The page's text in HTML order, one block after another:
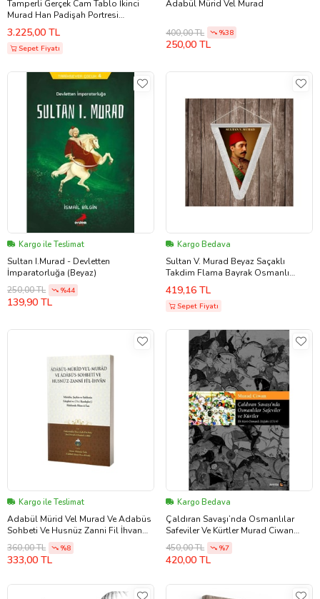
Tamperli Gerçek Cam Tablo İkinci
Murad Han Padişah Portresi
Osmanlı Tablosu Duvar Dekoru
3.225,00 TL
Sepet Fiyatı
Adabül Mürid Vel Murad
400,00 TL %38
250,00 TL
Kargo ile Teslimat
Sultan I.Murad - Devletten
İmparatorluğa (Beyaz)
250,00 TL
%44
139,90 TL
Kargo Bedava
Sultan V. Murad Beyaz Saçaklı
Takdim Flama Bayrak Osmanlı
Padişahları Serisi
419,16 TL
Sepet Fiyatı
Kargo ile Teslimat
Adabül Mürid Vel Murad Ve Adabüs
Sohbeti Ve Husnüz Zanni Fil İhvan
Arapça
360,00 TL %8
333,00 TL
Kargo Bedava
Çaldıran Savaşı’nda Osmanlılar
Safeviler Ve Kürtler Murad Ciwan
(Renksiz)
450,00 TL %7
420,00 TL